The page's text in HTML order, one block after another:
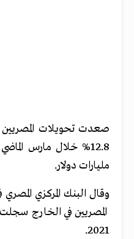
صعدت تحويلات المصريين
مليارات دولار.
وقال البنك المركزي
2021.